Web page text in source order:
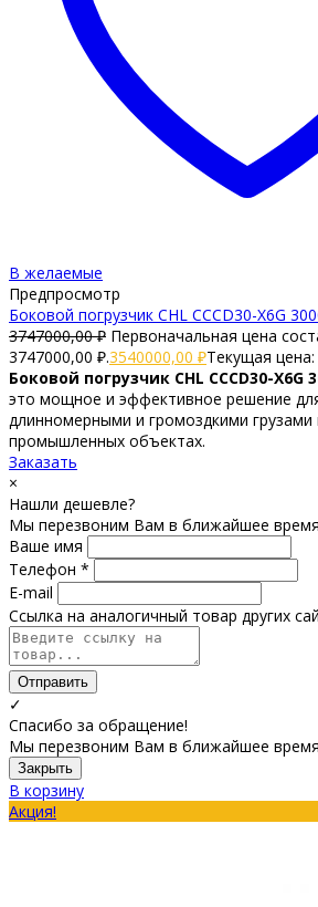
В желаемые
Предпросмотр
Боковой погрузчик CHL CCCD30-X6G
3747000,00₽ Первоначальная цена
3747000,00 ₽.3540000,00 ₽Текущая
Боковой погрузчик CHL CCCD30-X6G
это мощное и эффективное решение
длинномерными и громоздкими грузами
промышленных объектах.
Заказать
×
Нашли дешевле?
Мы перезвоним Вам в ближайшее
Ваше имя
Телефон *
E-mail
Ссылка на аналогичный товар других
Отправить
✓
Спасибо за обращение!
Мы перезвоним Вам в ближайшее
Закрыть
В корзину
Акция!